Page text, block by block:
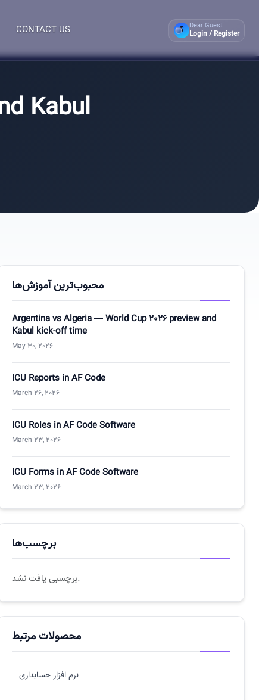
CONTACT US ؟ Dear Guest
Login / Register
Kabul
محبوب‌ترین آموزش‌ها
Argentina vs Algeria — World Cup 2026 preview and
Kabul kick-off time
May 30, 2026
ICU Reports in AF Code
March 26, 2026
ICU Roles in AF Code Software
March 23, 2026
ICU Forms in AF Code Software
March 23, 2026
برچسب‌ها
برچسبی یافت نشد.
محصولات مرتبط
نرم افزار حسابداری